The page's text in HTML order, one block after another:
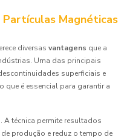
Magnéticas
diversas vantagens que a
Uma das principais
superficiais e
que é essencial para garantir a
A técnica permite resultados
produção e reduz o tempo de